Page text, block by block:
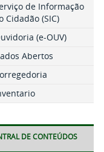
de Informação
Cidadão (SIC)
(e-OUV)
Abertos
DE CONTEÚDOS